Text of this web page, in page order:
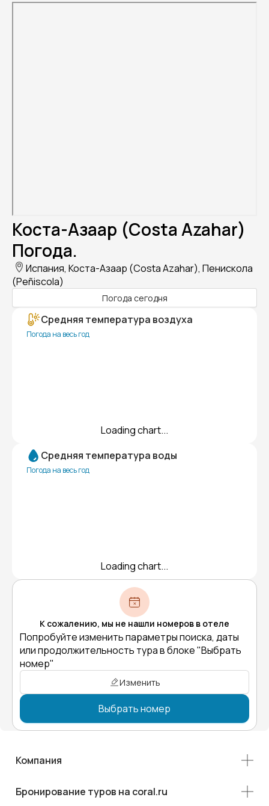
Коста-Азаар (Costa Azahar)
Погода.
Испания, Коста-Азаар (Costa Azahar), Пенискола
(Peñiscola)
Погода сегодня
Средняя температура воздуха
Погода на весь год
Loading chart...
Средняя температура воды
Погода на весь год
Loading chart...
К сожалению, мы не нашли номеров в отеле
Попробуйте изменить параметры поиска, даты
или продолжительность тура в блоке "Выбрать
номер"
Изменить
Выбрать номер
Компания
Бронирование туров на coral.ru